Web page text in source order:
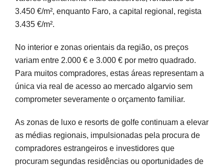
3.450 €/m², enquanto Faro, a capital regional, regista
3.435 €/m².
No interior e zonas orientais da região, os preços
variam entre 2.000 € e 3.000 € por metro quadrado.
Para muitos compradores, estas áreas representam a
única via real de acesso ao mercado algarvio sem
comprometer severamente o orçamento familiar.
As zonas de luxo e resorts de golfe continuam a elevar
as médias regionais, impulsionadas pela procura de
compradores estrangeiros e investidores que
procuram segundas residências ou oportunidades de